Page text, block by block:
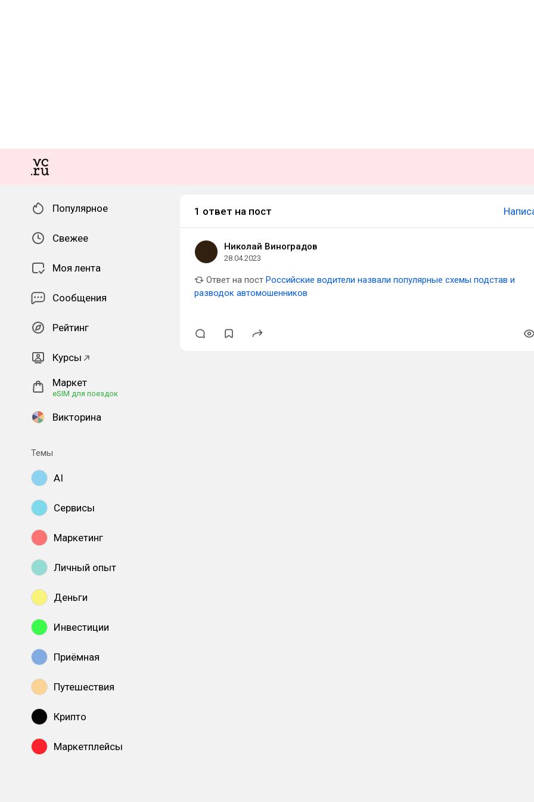
Популярное
Свежее
Моя лента
Сообщения
Рейтинг
Курсы
Маркет
eSIM для поездок
Викторина
Темы
AI
Сервисы
Маркетинг
Личный опыт
Деньги
Инвестиции
Приёмная
Путешествия
Крипто
Маркетплейсы
1 ответ на пост
Николай Виноградов
28.04.2023
Ответ на пост Российские водители назвали популярные схемы подстав и
разводок автомошенников